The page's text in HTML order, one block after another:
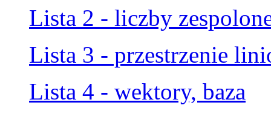
Lista 2 - liczby
Lista 3 - przestrzenie
Lista 4 - wektory, baza